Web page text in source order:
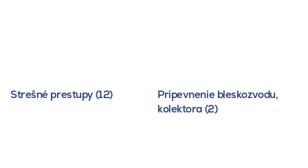
Strešné prestupy (12)
Pripevnenie bleskozvodu,
kolektora (2)